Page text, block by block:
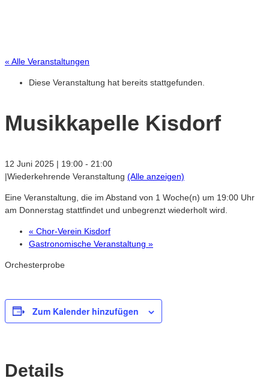
« Alle Veranstaltungen
Diese Veranstaltung hat bereits stattgefunden.
Musikkapelle Kisdorf
12 Juni 2025 | 19:00 - 21:00
|Wiederkehrende Veranstaltung (Alle anzeigen)
Eine Veranstaltung, die im Abstand von 1 Woche(n) um 19:00 Uhr
am Donnerstag stattfindet und unbegrenzt wiederholt wird.
« Chor-Verein Kisdorf
Gastronomische Veranstaltung »
Orchesterprobe
Zum Kalender hinzufügen
Details